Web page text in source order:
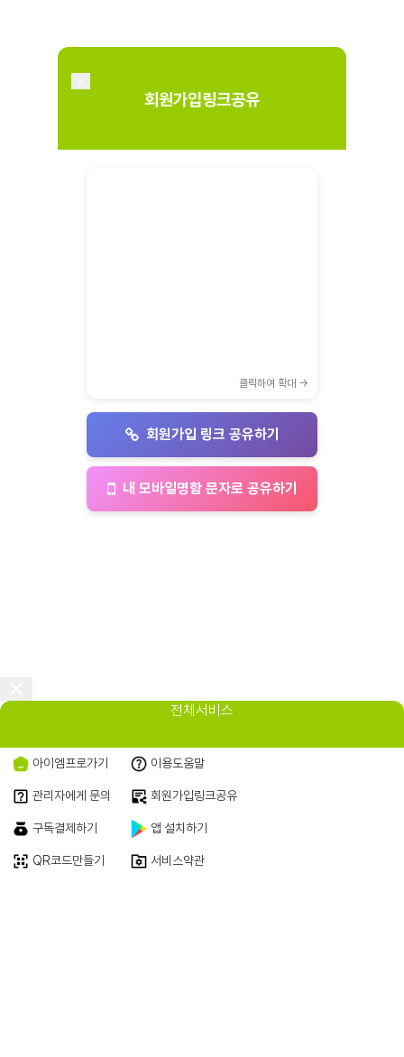
회원가입링크공유
클릭하여 확대 →
회원가입 링크 공유하기
내 모바일명함 문자로 공유하기
전체서비스
아이엠프로가기 이용도움말
관리자에게 문의 회원가입링크공유
구독결제하기 앱 설치하기
QR코드만들기 서비스약관